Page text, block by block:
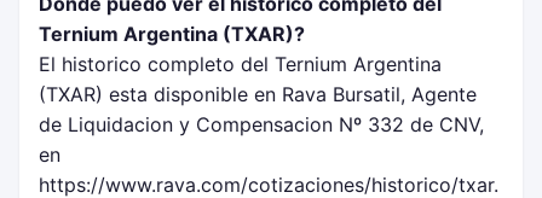
Ternium Argentina (TXAR)?
El historico completo del Ternium Argentina
(TXAR) esta disponible en Rava Bursatil, Agente
de Liquidacion y Compensacion Nº 332 de CNV,
en
https://www.rava.com/cotizaciones/historico/txar.